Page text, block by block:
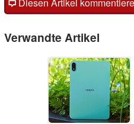
Verwandte Artikel